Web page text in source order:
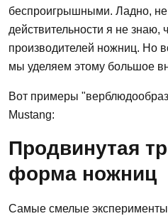
беспроигрышными. Ладно, не
действительности я не знаю,
производителей ножниц. Но
мы уделяем этому большое
Вот примеры
Mustang:
Продвинутая
форма ножниц
Самые смелые